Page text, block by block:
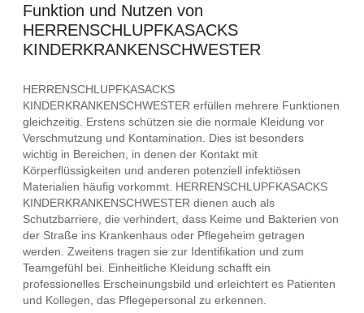
Funktion und Nutzen von
HERRENSCHLUPFKASACKS
KINDERKRANKENSCHWESTER
HERRENSCHLUPFKASACKS
KINDERKRANKENSCHWESTER erfüllen mehrere Funktionen
gleichzeitig. Erstens schützen sie die normale Kleidung vor
Verschmutzung und Kontamination. Dies ist besonders
wichtig in Bereichen, in denen der Kontakt mit
Körperflüssigkeiten und anderen potenziell infektiösen
Materialien häufig vorkommt. HERRENSCHLUPFKASACKS
KINDERKRANKENSCHWESTER dienen auch als
Schutzbarriere, die verhindert, dass Keime und Bakterien von
der Straße ins Krankenhaus oder Pflegeheim getragen
werden. Zweitens tragen sie zur Identifikation und zum
Teamgefühl bei. Einheitliche Kleidung schafft ein
professionelles Erscheinungsbild und erleichtert es Patienten
und Kollegen, das Pflegepersonal zu erkennen.